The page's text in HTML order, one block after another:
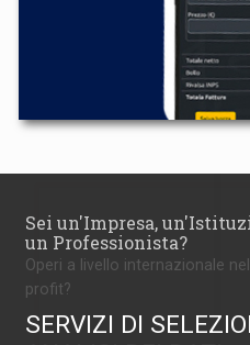
Sei un'Impresa,
un Professionista?
Operi a livello internazionale
profit?
SERVIZI DI